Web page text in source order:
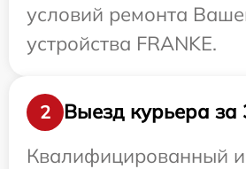
условий ремонта
устройства FRANKE.
2
Выезд курьера за
Квалифицированный